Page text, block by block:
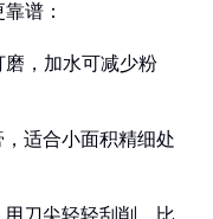
谱：
磨，加水可减少粉
适合小面积精细处
用刀尖轻轻刮削，比